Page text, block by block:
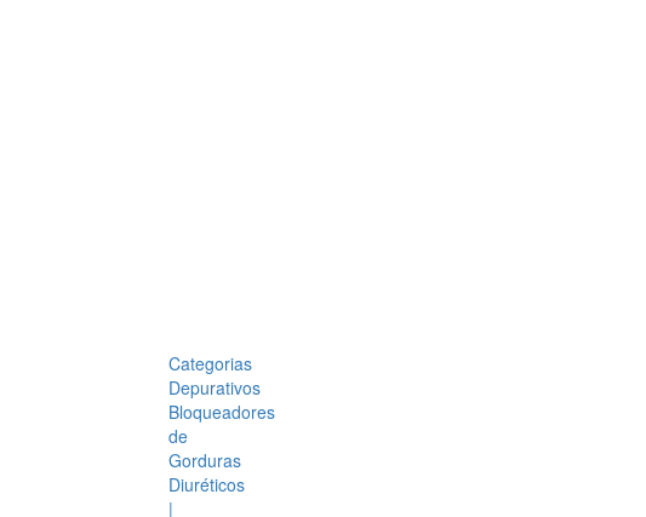
Categorias
Depurativos
Bloqueadores
de
Gorduras
Diuréticos
|